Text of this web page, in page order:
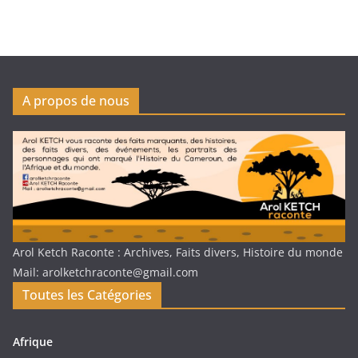
A propos de nous
Arol Ketch Raconte : Archives, Faits divers, Histoire du monde
Mail: arolketchraconte@gmail.com
Toutes les Catégories
Afrique